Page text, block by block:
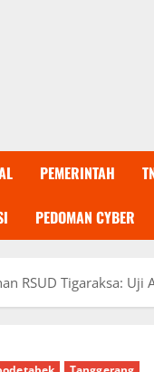
PEMERINTAH
PEDOMAN CYBER
RSUD Tigaraksa: